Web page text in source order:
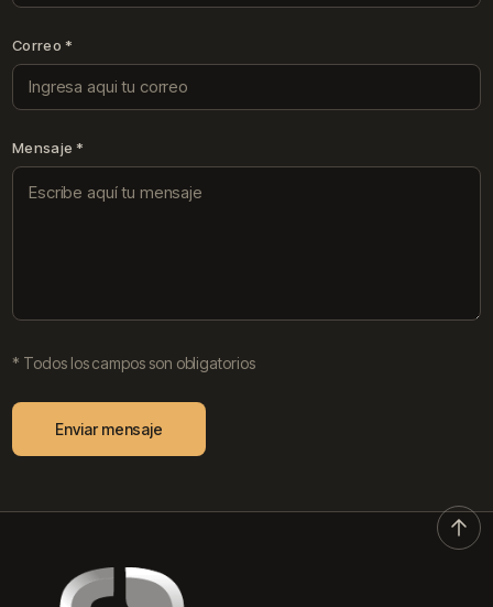
tomar tus clases.
Correo *
Mensaje *
* Todos los campos son obligatorios
Enviar mensaje